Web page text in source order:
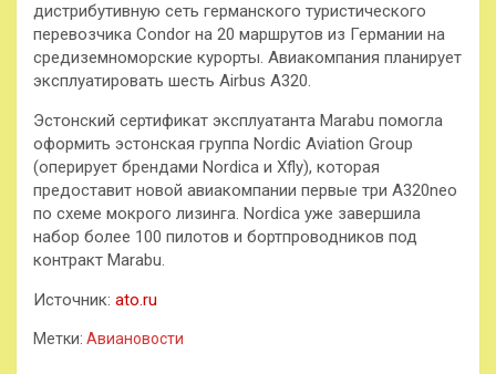
дистрибутивную сеть германского туристического
перевозчика Condor на 20 маршрутов из Германии на
средиземноморские курорты. Авиакомпания планирует
эксплуатировать шесть Airbus A320.
Эстонский сертификат эксплуатанта Marabu помогла
оформить эстонская группа Nordic Aviation Group
(оперирует брендами Nordica и Xfly), которая
предоставит новой авиакомпании первые три A320neo
по схеме мокрого лизинга. Nordica уже завершила
набор более 100 пилотов и бортпроводников под
контракт Marabu.
Источник: ato.ru
Метки: Авиановости